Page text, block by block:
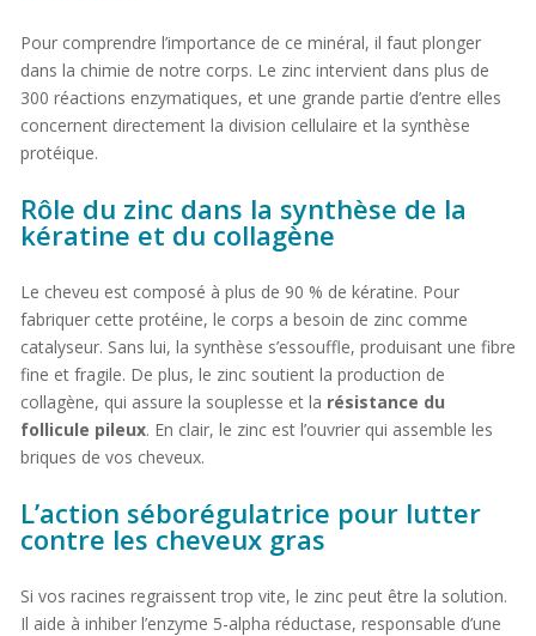
Pour comprendre l’importance de ce minéral, il faut plonger
dans la chimie de notre corps. Le zinc intervient dans plus de
300 réactions enzymatiques, et une grande partie d’entre elles
concernent directement la division cellulaire et la synthèse
protéique.
Rôle du zinc dans la synthèse de la
kératine et du collagène
Le cheveu est composé à plus de 90 % de kératine. Pour
fabriquer cette protéine, le corps a besoin de zinc comme
catalyseur. Sans lui, la synthèse s’essouffle, produisant une fibre
fine et fragile. De plus, le zinc soutient la production de
collagène, qui assure la souplesse et la résistance du
follicule pileux. En clair, le zinc est l’ouvrier qui assemble les
briques de vos cheveux.
L’action séborégulatrice pour lutter
contre les cheveux gras
Si vos racines regraissent trop vite, le zinc peut être la solution.
Il aide à inhiber l’enzyme 5-alpha réductase, responsable d’une